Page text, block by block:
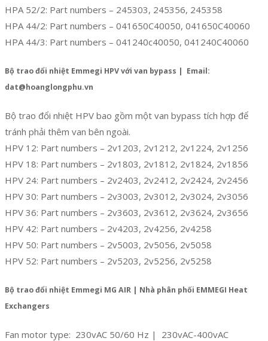
HPA 52/2: Part numbers – 245303, 245356, 245358
HPA 44/2: Part numbers – 041650C40050, 041650C40060
HPA 44/3: Part numbers – 041240c40050, 041240C40060
Bộ trao đổi nhiệt Emmegi HPV với van bypass | Email:
dat@hoanglongphu.vn
Bộ trao đổi nhiệt HPV bao gồm một van bypass tích hợp để
tránh phải thêm van bên ngoài.
HPV 12: Part numbers – 2v1203, 2v1212, 2v1224, 2v1256
HPV 18: Part numbers – 2v1803, 2v1812, 2v1824, 2v1856
HPV 24: Part numbers – 2v2403, 2v2412, 2v2424, 2v2456
HPV 30: Part numbers – 2v3003, 2v3012, 2v3024, 2v3056
HPV 36: Part numbers – 2v3603, 2v3612, 2v3624, 2v3656
HPV 42: Part numbers – 2v4203, 2v4256, 2v4258
HPV 50: Part numbers – 2v5003, 2v5056, 2v5058
HPV 52: Part numbers – 2v5203, 2v5256, 2v5258
Bộ trao đổi nhiệt Emmegi MG AIR | Nhà phân phối EMMEGI Heat
Exchangers
Fan motor type: 230vAC 50/60 Hz | 230vAC-400vAC